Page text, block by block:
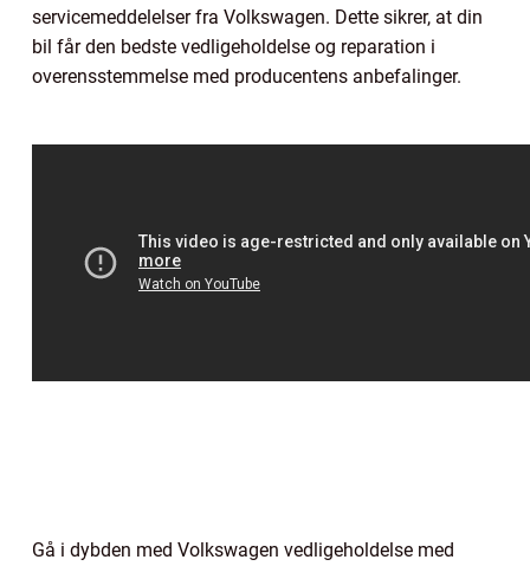
servicemeddelelser fra Volkswagen. Dette sikrer, at din
bil får den bedste vedligeholdelse og reparation i
overensstemmelse med producentens anbefalinger.
Gå i dybden med Volkswagen vedligeholdelse med